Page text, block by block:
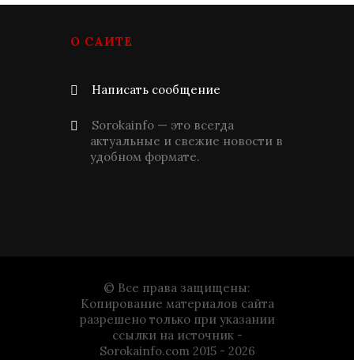
О САЙТЕ
Написать сообщение
Sorokainfo — это всегда
актуальные и свежие новости в
удобном формате.
© Все права защищены:
Копирование материалов сайта
разрешено только при указании
ссылки на источник -
Sorokainfo.com 2015 - 2026